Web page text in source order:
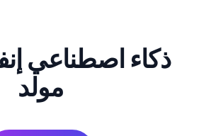
ذكاء اصطناعي
مولد